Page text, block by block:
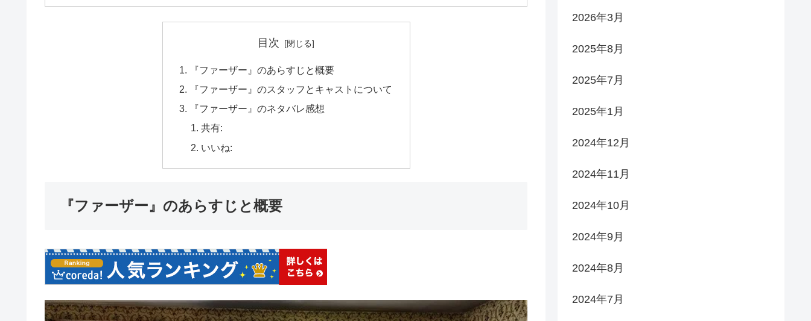
目次
『ファーザー』のあらすじと概要
『ファーザー』のスタッフとキャストについて
『ファーザー』のネタバレ感想
共有:
いいね:
『ファーザー』のあらすじと概要
2026年3月
2025年8月
2025年7月
2025年1月
2024年12月
2024年11月
2024年10月
2024年9月
2024年8月
2024年7月